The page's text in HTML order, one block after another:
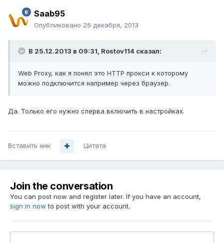
Saab95
Опубликовано 25 декабря, 2013
В 25.12.2013 в 09:31, Rostov114 сказал:
Web Proxy, как я понял это HTTP прокси к которому
можно подключится например через браузер.
Да. Только его нужно сперва включить в настройках.
Вставить ник Цитата
Join the conversation
You can post now and register later. If you have an account,
sign in now to post with your account.